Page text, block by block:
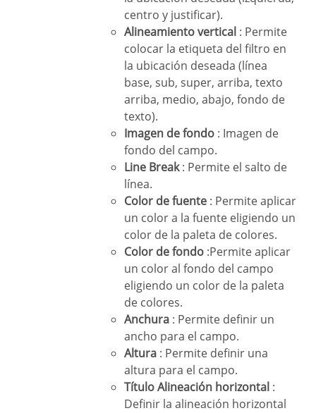
centro y justificar).
Alineamiento vertical : Permite
colocar la etiqueta del filtro en
la ubicación deseada (línea
base, sub, super, arriba, texto
arriba, medio, abajo, fondo de
texto).
Imagen de fondo : Imagen de
fondo del campo.
Line Break: Permite el salto de
línea.
Color de fuente : Permite aplicar
un color a la fuente eligiendo un
color de la paleta de colores.
Color de fondo :Permite aplicar
un color al fondo del campo
eligiendo un color de la paleta
de colores.
Anchura : Permite definir un
ancho para el campo.
Altura : Permite definir una
altura para el campo.
Título Alineación horizontal :
Definir la alineación horizontal